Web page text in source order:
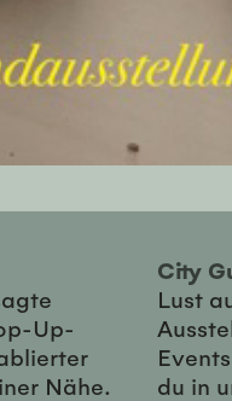
Up-
Nähe.
City
Lust
du in